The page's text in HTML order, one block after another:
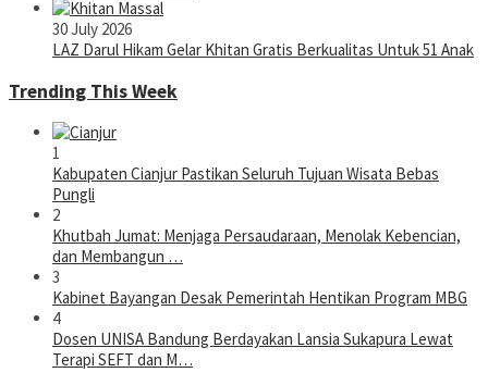
30 July 2026
LAZ Darul Hikam Gelar Khitan Gratis Berkualitas Untuk 51 Anak
Trending This Week
1
Kabupaten Cianjur Pastikan Seluruh Tujuan Wisata Bebas
Pungli
2
Khutbah Jumat: Menjaga Persaudaraan, Menolak Kebencian,
dan Membangun …
3
Kabinet Bayangan Desak Pemerintah Hentikan Program MBG
4
Dosen UNISA Bandung Berdayakan Lansia Sukapura Lewat
Terapi SEFT dan M…